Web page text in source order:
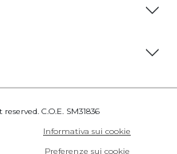
C.O.E. SM31836
Informativa sui cookie
Preferenze sui cookie